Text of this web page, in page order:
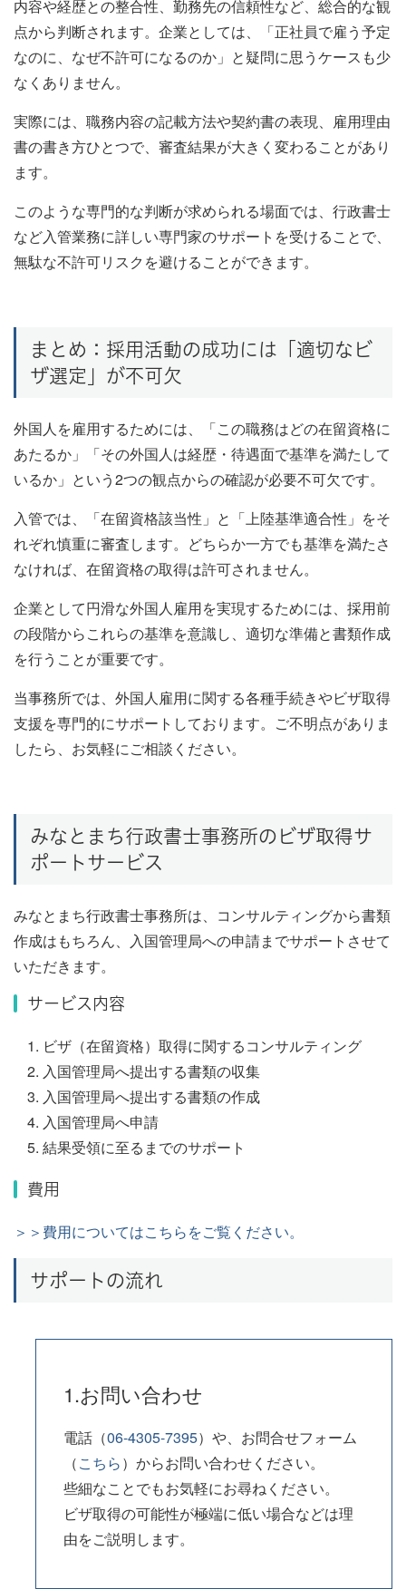
内容や経歴との整合性、勤務先の信頼性など、総合的な観
点から判断されます。企業としては、「正社員で雇う予定
なのに、なぜ不許可になるのか」と疑問に思うケースも少
なくありません。
実際には、職務内容の記載方法や契約書の表現、雇用理由
書の書き方ひとつで、審査結果が大きく変わることがあり
ます。
このような専門的な判断が求められる場面では、行政書士
など入管業務に詳しい専門家のサポートを受けることで、
無駄な不許可リスクを避けることができます。
まとめ：採用活動の成功には「適切なビ
ザ選定」が不可欠
外国人を雇用するためには、「この職務はどの在留資格に
あたるか」「その外国人は経歴・待遇面で基準を満たして
いるか」という2つの観点からの確認が必要不可欠です。
入管では、「在留資格該当性」と「上陸基準適合性」をそ
れぞれ慎重に審査します。どちらか一方でも基準を満たさ
なければ、在留資格の取得は許可されません。
企業として円滑な外国人雇用を実現するためには、採用前
の段階からこれらの基準を意識し、適切な準備と書類作成
を行うことが重要です。
当事務所では、外国人雇用に関する各種手続きやビザ取得
支援を専門的にサポートしております。ご不明点がありま
したら、お気軽にご相談ください。
みなとまち行政書士事務所のビザ取得サ
ポートサービス
みなとまち行政書士事務所は、コンサルティングから書類
作成はもちろん、入国管理局への申請までサポートさせて
いただきます。
サービス内容
ビザ（在留資格）取得に関するコンサルティング
入国管理局へ提出する書類の収集
入国管理局へ提出する書類の作成
入国管理局へ申請
結果受領に至るまでのサポート
費用
＞＞費用についてはこちらをご覧ください。
サポートの流れ
1.お問い合わせ
電話（06-4305-7395）や、お問合せフォーム
（こちら）からお問い合わせください。
些細なことでもお気軽にお尋ねください。
ビザ取得の可能性が極端に低い場合などは理
由をご説明します。